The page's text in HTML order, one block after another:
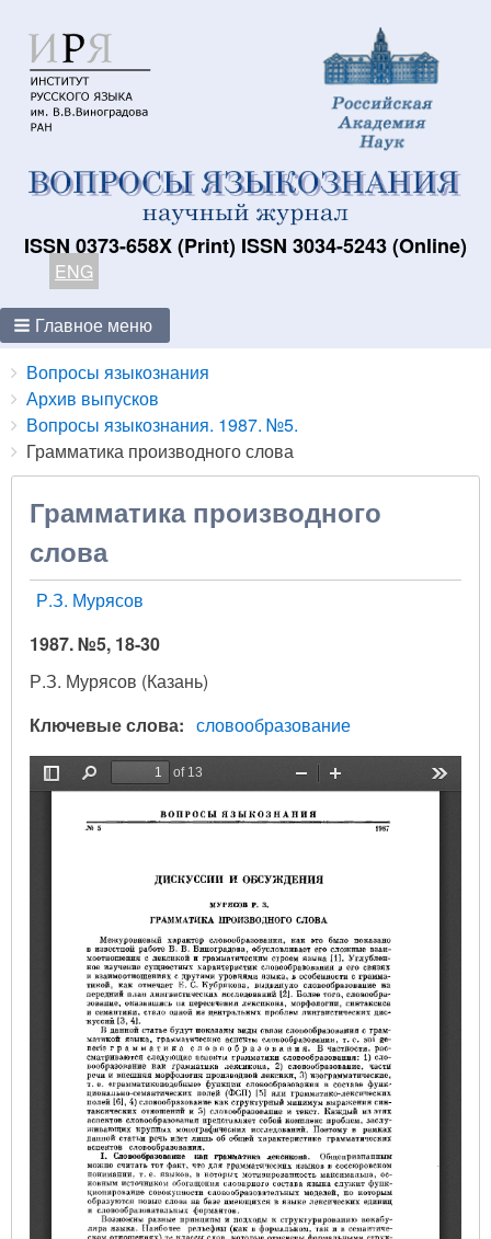
ISSN 0373-658X (Print) ISSN 3034-5243 (Online)
ENG
Главное меню
Breadcrumbs
You
are
here:
Вопросы языкознания
Архив выпусков
Вопросы языкознания. 1987. №5.
Грамматика производного слова
Грамматика производного
слова
Р.З. Мурясов
1987. №5, 18-30
Р.З. Мурясов (Казань)
Ключевые слова
словообразование